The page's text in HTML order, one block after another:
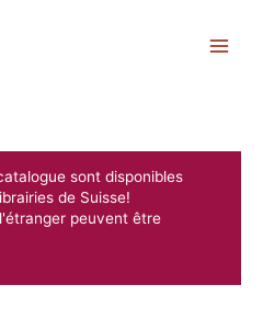
sont disponibles
de Suisse!
peuvent être